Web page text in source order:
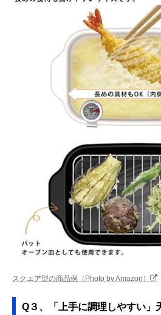
スクエア型の商品例（Photo by Amazon）
Q３、「上手に調理しやすい」